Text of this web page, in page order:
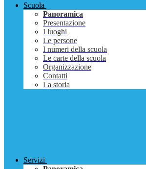
Scuola
Panoramica
Presentazione
I luoghi
Le persone
I numeri della scuola
Le carte della scuola
Organizzazione
Contatti
La storia
Servizi